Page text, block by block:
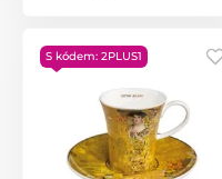
S kódem: 2PLUS1